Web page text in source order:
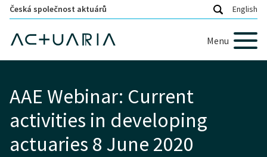
Česká společnost aktuárů English
Menu
AAE Webinar: Current
activities in developing
actuaries 8 June 2020